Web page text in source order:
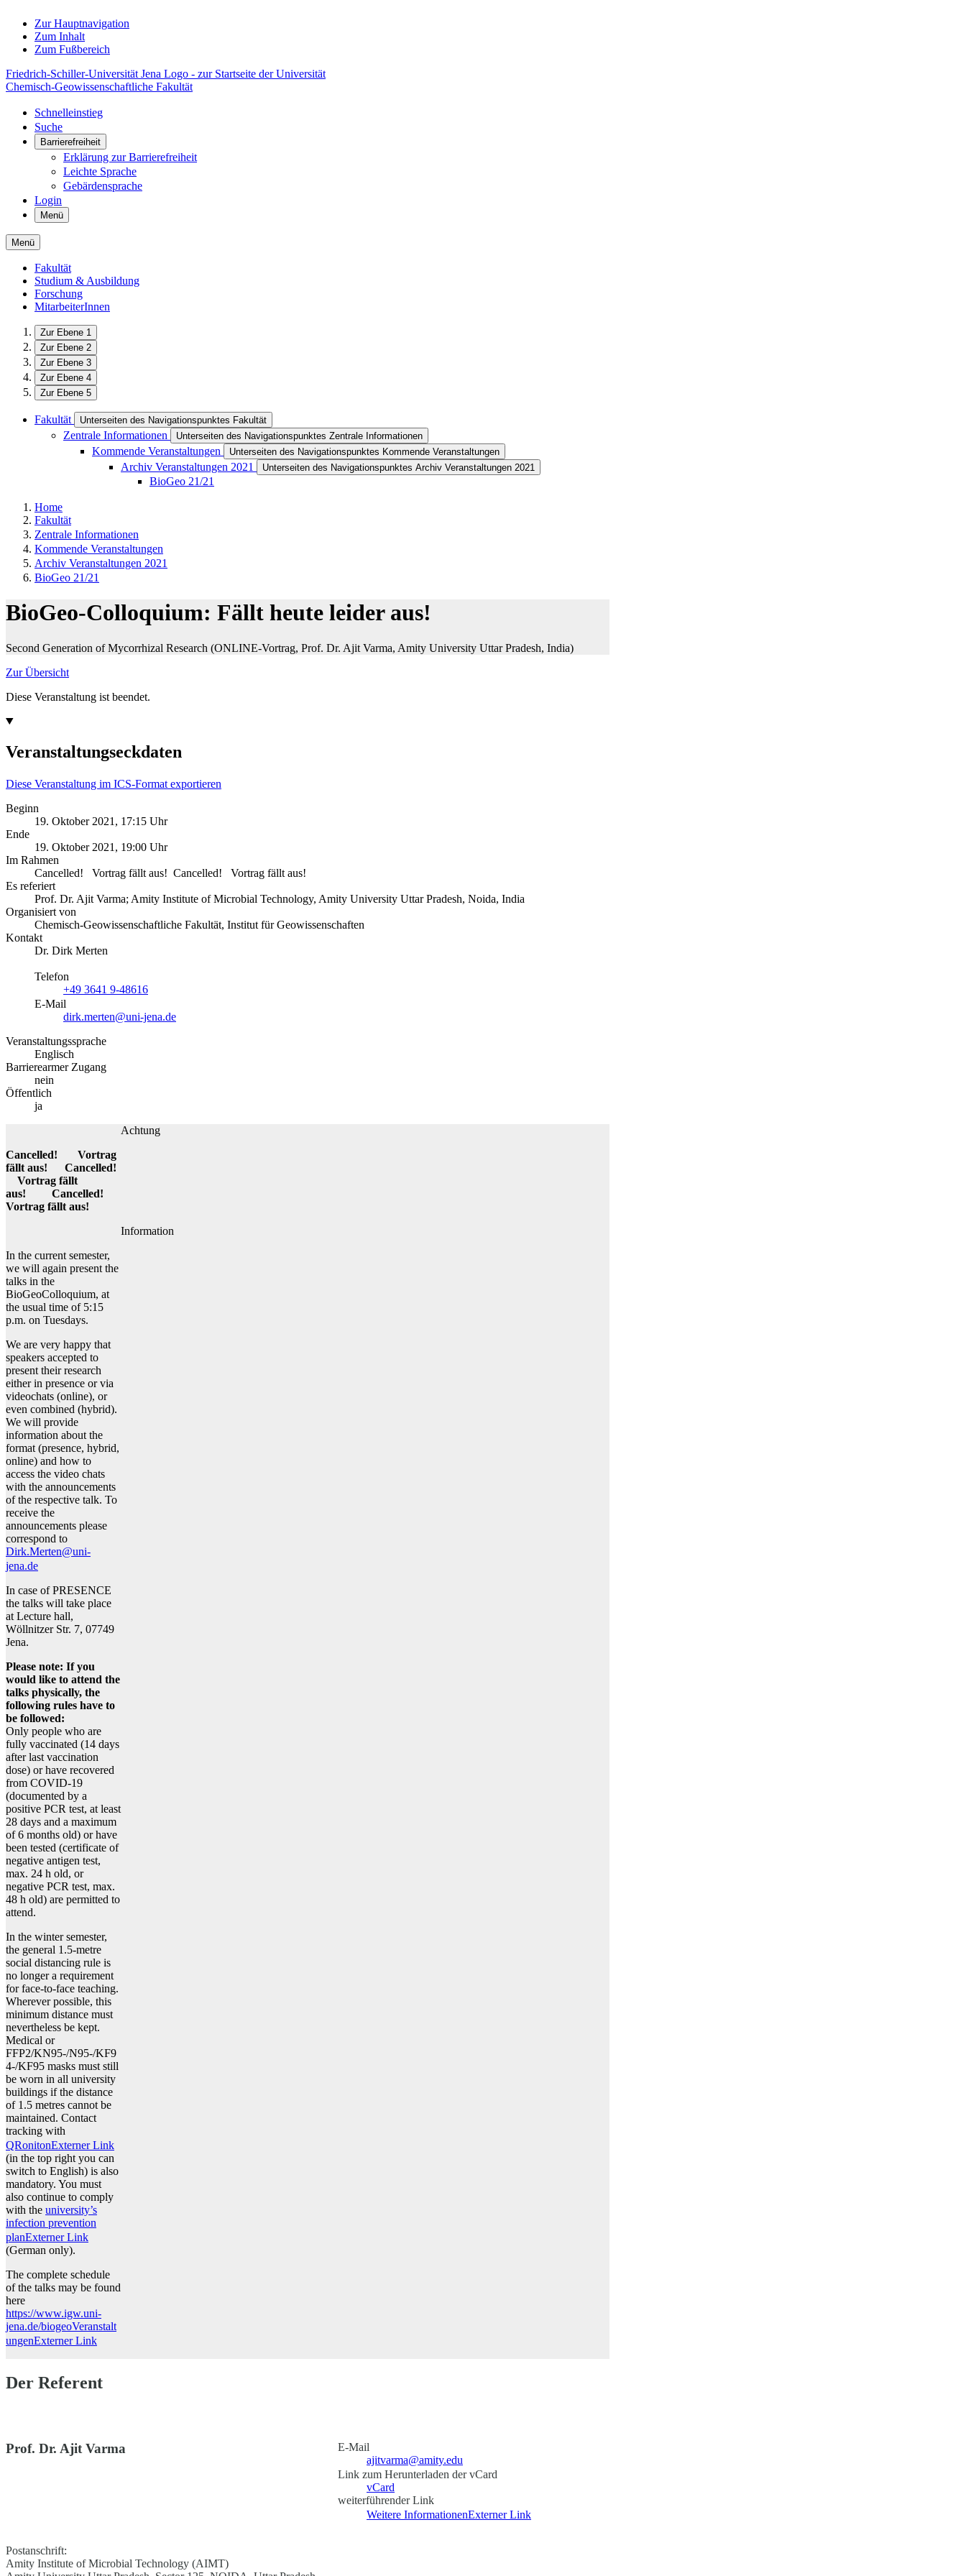
Zur Hauptnavigation
Zum Inhalt
Zum Fußbereich
Friedrich-Schiller-Universität Jena Logo - zur Startseite der Universität
Chemisch-Geowissenschaftliche Fakultät
Schnelleinstieg
Suche
Barrierefreiheit
Erklärung zur Barrierefreiheit
Leichte Sprache
Gebärdensprache
Login
Menü
Menü
Fakultät
Studium & Ausbildung
Forschung
MitarbeiterInnen
Zur Ebene 1
Zur Ebene 2
Zur Ebene 3
Zur Ebene 4
Zur Ebene 5
Fakultät Unterseiten des Navigationspunktes Fakultät
Zentrale Informationen Unterseiten des Navigationspunktes Zentrale Informationen
Kommende Veranstaltungen Unterseiten des Navigationspunktes Kommende Veranstaltungen
Archiv Veranstaltungen 2021 Unterseiten des Navigationspunktes Archiv Veranstaltungen 2021
BioGeo 21/21
Home
Fakultät
Zentrale Informationen
Kommende Veranstaltungen
Archiv Veranstaltungen 2021
BioGeo 21/21
BioGeo-Colloquium: Fällt heute leider aus!
Second Generation of Mycorrhizal Research (ONLINE-Vortrag, Prof. Dr. Ajit Varma, Amity University Uttar Pradesh, India)
Zur Übersicht
Diese Veranstaltung ist beendet.
Veranstaltungseckdaten
Diese Veranstaltung im ICS-Format exportieren
Beginn
19. Oktober 2021, 17:15 Uhr
Ende
19. Oktober 2021, 19:00 Uhr
Im Rahmen
Cancelled! Vortrag fällt aus! Cancelled! Vortrag fällt aus!
Es referiert
Prof. Dr. Ajit Varma; Amity Institute of Microbial Technology, Amity University Uttar Pradesh, Noida, India
Organisiert von
Chemisch-Geowissenschaftliche Fakultät, Institut für Geowissenschaften
Kontakt
Dr. Dirk Merten
Telefon
+49 3641 9-48616
E-Mail
dirk.merten@uni-jena.de
Veranstaltungssprache
Englisch
Barrierearmer Zugang
nein
Öffentlich
ja
Achtung
Cancelled! Vortrag
fällt aus! Cancelled!
Vortrag fällt
aus! Cancelled!
Vortrag fällt aus!
Information
In the current semester,
we will again present the
talks in the
BioGeoColloquium, at
the usual time of 5:15
p.m. on Tuesdays.
We are very happy that
speakers accepted to
present their research
either in presence or via
videochats (online), or
even combined (hybrid).
We will provide
information about the
format (presence, hybrid,
online) and how to
access the video chats
with the announcements
of the respective talk. To
receive the
announcements please
correspond to
Dirk.Merten@uni-
jena.de
In case of PRESENCE
the talks will take place
at Lecture hall,
Wöllnitzer Str. 7, 07749
Jena.
Please note: If you
would like to attend the
talks physically, the
following rules have to
be followed:
Only people who are
fully vaccinated (14 days
after last vaccination
dose) or have recovered
from COVID-19
(documented by a
positive PCR test, at least
28 days and a maximum
of 6 months old) or have
been tested (certificate of
negative antigen test,
max. 24 h old, or
negative PCR test, max.
48 h old) are permitted to
attend.
In the winter semester,
the general 1.5-metre
social distancing rule is
no longer a requirement
for face-to-face teaching.
Wherever possible, this
minimum distance must
nevertheless be kept.
Medical or
FFP2/KN95-/N95-/KF9
4-/KF95 masks must still
be worn in all university
buildings if the distance
of 1.5 metres cannot be
maintained. Contact
tracking with
QRonitonExterner Link
(in the top right you can
switch to English) is also
mandatory. You must
also continue to comply
with the university’s
infection prevention
planExterner Link
(German only).
The complete schedule
of the talks may be found
here
https://www.igw.uni-
jena.de/biogeoVeranstalt
ungenExterner Link
Der Referent
Prof. Dr. Ajit Varma
E-Mail
ajitvarma@amity.edu
Link zum Herunterladen der vCard
vCard
weiterführender Link
Weitere InformationenExterner Link
Postanschrift:
Amity Institute of Microbial Technology (AIMT)